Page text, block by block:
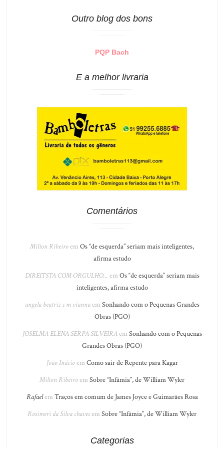
Outro blog dos bons
PQP Bach
E a melhor livraria
Comentários
Milton Ribeiroem Os “de esquerda” seriam mais inteligentes,
afirma estudo
DIREITSTA COM ORGULHO... em Os “de esquerda” seriam mais
inteligentes, afirma estudo
angela beatriz s m viannaem Sonhando com o Pequenas Grandes
Obras (PGO)
JOSELMA ELENA SERPA SILVEIRAem Sonhando com o Pequenas
Grandes Obras (PGO)
João Inácioem Como sair de Repente para Kagar
Milton Ribeiroem Sobre “Infâmia”, de William Wyler
Rafaelem Traços em comum de James Joyce e Guimarães Rosa
Rosimeri da Silva chavesem Sobre “Infâmia”, de William Wyler
Categorias